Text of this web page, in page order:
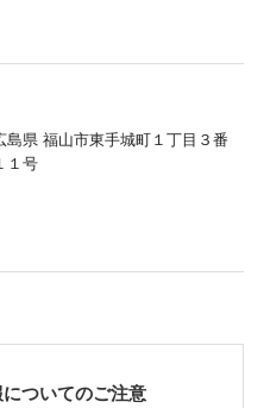
島県 福山市東手城町１丁目３番
１号
ついてのご注意